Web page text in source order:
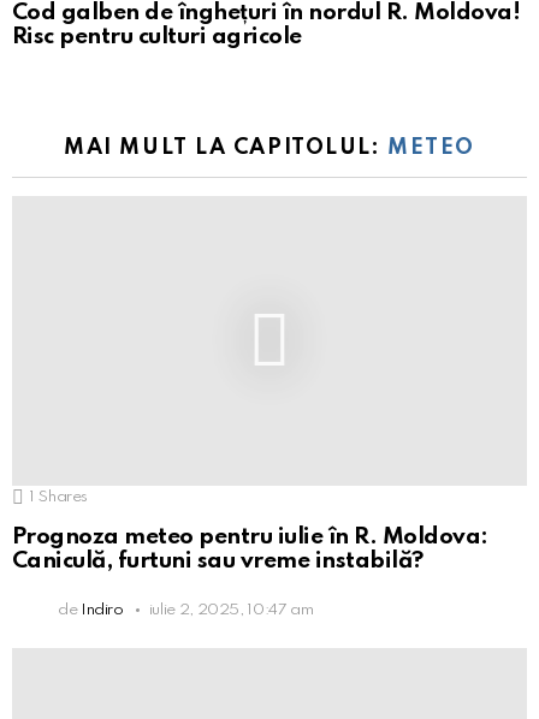
Cod galben de înghețuri în nordul R. Moldova!
Risc pentru culturi agricole
MAI MULT LA CAPITOLUL: METEO
Shares
Prognoza meteo pentru iulie în R. Moldova:
Caniculă, furtuni sau vreme instabilă?
de Indiro iulie 2, 2025, 10:47 am